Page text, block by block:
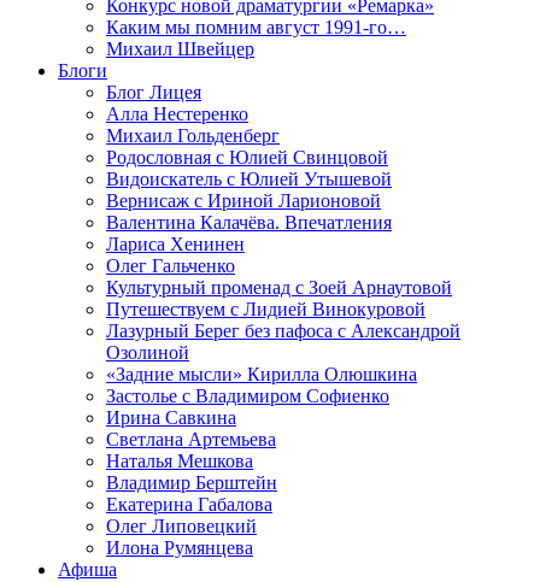
Конкурс новой драматургии «Ремарка»
Каким мы помним август 1991-го…
Михаил Швейцер
Блоги
Блог Лицея
Алла Нестеренко
Михаил Гольденберг
Родословная с Юлией Свинцовой
Видоискатель с Юлией Утышевой
Вернисаж с Ириной Ларионовой
Валентина Калачёва. Впечатления
Лариса Хенинен
Олег Гальченко
Культурный променад с Зоей Арнаутовой
Путешествуем с Лидией Винокуровой
Лазурный Берег без пафоса с Александрой
Озолиной
«Задние мысли» Кирилла Олюшкина
Застолье с Владимиром Софиенко
Ирина Савкина
Светлана Артемьева
Наталья Мешкова
Владимир Берштейн
Екатерина Габалова
Олег Липовецкий
Илона Румянцева
Афиша